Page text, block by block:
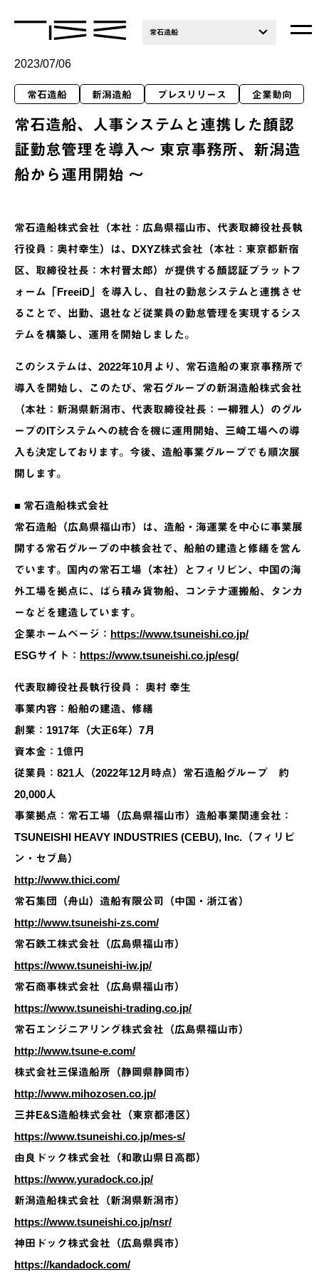
常石造船
2023/07/06
常石造船 新潟造船 プレスリリース 企業動向
常石造船、人事システムと連携した顔認
証勤怠管理を導入～ 東京事務所、新潟造
船から運用開始 ～
常石造船株式会社（本社：広島県福山市、代表取締役社長執
行役員：奥村幸生）は、DXYZ株式会社（本社：東京都新宿
区、取締役社長：木村晋太郎）が提供する顔認証プラットフ
ォーム「FreeiD」を導入し、自社の勤怠システムと連携させ
ることで、出勤、退社など従業員の勤怠管理を実現するシス
テムを構築し、運用を開始しました。
このシステムは、2022年10月より、常石造船の東京事務所で
導入を開始し、このたび、常石グループの新潟造船株式会社
（本社：新潟県新潟市、代表取締役社長：一柳雅人）のグル
ープのITシステムへの統合を機に運用開始、三崎工場への導
入も決定しております。今後、造船事業グループでも順次展
開します。
■ 常石造船株式会社
常石造船（広島県福山市）は、造船・海運業を中心に事業展
開する常石グループの中核会社で、船舶の建造と修繕を営ん
でいます。国内の常石工場（本社）とフィリピン、中国の海
外工場を拠点に、ばら積み貨物船、コンテナ運搬船、タンカ
ーなどを建造しています。
企業ホームページ： https://www.tsuneishi.co.jp/
ESGサイト： https://www.tsuneishi.co.jp/esg/
代表取締役社長執行役員： 奥村 幸生
事業内容：船舶の建造、修繕
創業：1917年（大正6年）7月
資本金：1億円
従業員：821人（2022年12月時点）常石造船グループ 約
20,000人
事業拠点：常石工場（広島県福山市）造船事業関連会社：
TSUNEISHI HEAVY INDUSTRIES (CEBU), Inc.（フィリピ
ン・セブ島）
http://www.thici.com/
常石集団（舟山）造船有限公司（中国・浙江省）
http://www.tsuneishi-zs.com/
常石鉄工株式会社（広島県福山市）
https://www.tsuneishi-iw.jp/
常石商事株式会社（広島県福山市）
https://www.tsuneishi-trading.co.jp/
常石エンジニアリング株式会社（広島県福山市）
http://www.tsune-e.com/
株式会社三保造船所（静岡県静岡市）
http://www.mihozosen.co.jp/
三井E&S造船株式会社（東京都港区）
https://www.tsuneishi.co.jp/mes-s/
由良ドック株式会社（和歌山県日高郡）
https://www.yuradock.co.jp/
新潟造船株式会社（新潟県新潟市）
https://www.tsuneishi.co.jp/nsr/
神田ドック株式会社（広島県呉市）
https://kandadock.com/